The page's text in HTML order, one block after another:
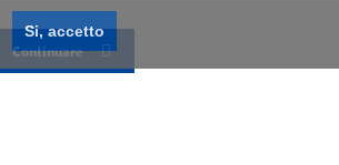
Si, accetto